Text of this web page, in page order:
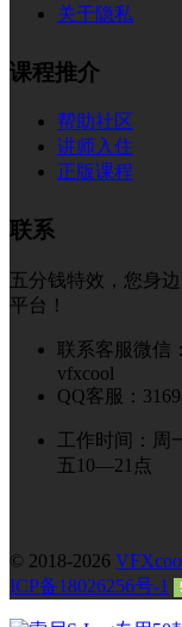
关于隐私
课程推介
帮助社区
讲师入住
正版课程
联系
五分钱特效，您身
平台！
联系客服微信：
vfxcool
QQ客服：
工作时间：周
五10—21点
© 2018-2026
ICP备18026256号-1